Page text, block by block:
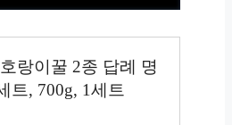
랑이꿀 2종 답례 명
트, 700g, 1세트